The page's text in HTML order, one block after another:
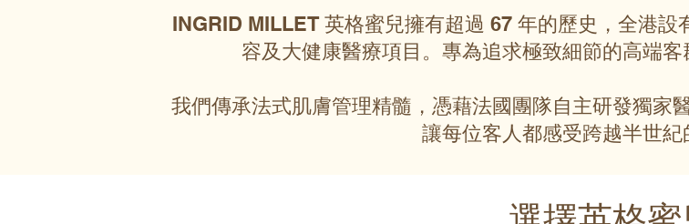
INGRID MILLET 英格蜜兒擁有超過 67 年的歷史，全港
容及大健康醫療項目。專為追求極致細節的高端客
我們傳承法式肌膚管理精髓，憑藉法國團隊自主研發獨家
讓每位客人都感受跨越半世紀